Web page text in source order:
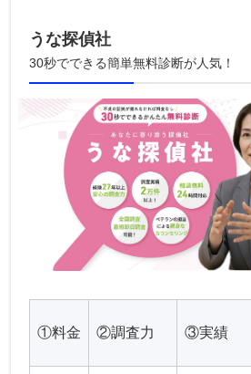
うな探偵社
30秒でできる簡単無料診断が人気！
①料金 ②調査力 ③実績